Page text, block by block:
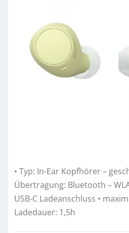
• Typ: In-Ear Kopfhörer –
Übertragung: Bluetooth –
USB-C Ladeanschluss •
Ladedauer: 1,5h